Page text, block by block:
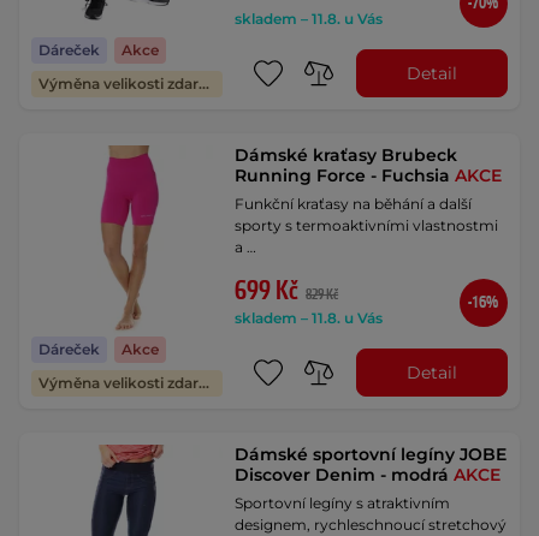
Dáreček
Akce
Výměna velikosti zdarma
skladem – 11.8. u Vás
Detail
Dáreček
Akce
Výměna velikosti zdarma
Dámské kraťasy Brubeck
Running Force - FuchsiaAKCE
Funkční kraťasy na běhání a další
sporty s termoaktivními vlastnostmi
a …
699 Kč 829 Kč
skladem – 11.8. u Vás
-16%
Detail
Dámské sportovní legíny JOBE
Discover Denim - modráAKCE
Sportovní legíny s atraktivním
designem, rychleschnoucí stretchový